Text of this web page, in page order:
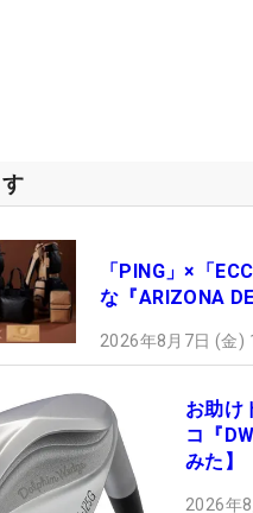
「PING」×「
な『ARIZONA
2026年8月7日 (金)
お助け
コ『
みた】
2026年